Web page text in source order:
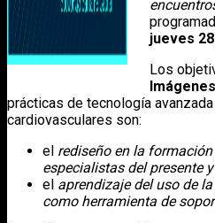
jueves
Los
prácticas de tecnología
cardiovasculares son:
el rediseño en la
especialistas del presente
el aprendizaje del uso de
como herramienta de